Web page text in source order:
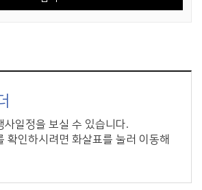
사일정을 보실 수 있습니다.
확인하시려면 화살표를 눌러 이동해